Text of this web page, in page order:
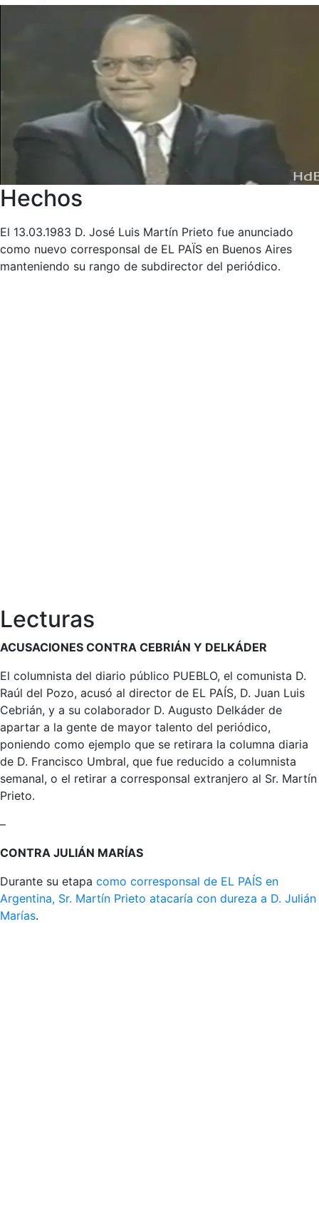
Hechos
El 13.03.1983 D. José Luis Martín Prieto fue anunciado
como nuevo corresponsal de EL PAÏS en Buenos Aires
manteniendo su rango de subdirector del periódico.
Lecturas
ACUSACIONES CONTRA CEBRIÁN Y DELKÁDER
El columnista del diario público PUEBLO, el comunista D.
Raúl del Pozo, acusó al director de EL PAÍS, D. Juan Luis
Cebrián, y a su colaborador D. Augusto Delkáder de
apartar a la gente de mayor talento del periódico,
poniendo como ejemplo que se retirara la columna diaria
de D. Francisco Umbral, que fue reducido a columnista
semanal, o el retirar a corresponsal extranjero al Sr. Martín
Prieto.
–
CONTRA JULIÁN MARÍAS
Durante su etapa como corresponsal de EL PAÍS en
Argentina, Sr. Martín Prieto atacaría con dureza a D. Julián
Marías.